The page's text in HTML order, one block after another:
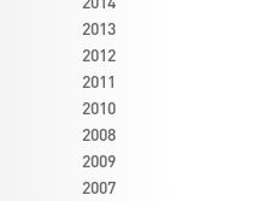
2013
2012
2011
2010
2008
2009
2007